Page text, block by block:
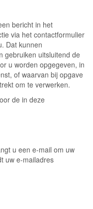
bericht in het
via het contactformulier
Dat kunnen
gebruiken uitsluitend de
u worden opgegeven, in
of waarvan bij opgave
om te verwerken.
de in deze
u een e-mail om uw
uw e-mailadres